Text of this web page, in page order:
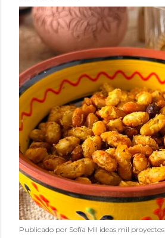
Publicado por Sofía Mil ideas mil proyectos